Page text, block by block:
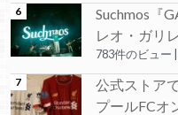
Suchmos『
レオ・ガリ
783件のビュー
公式ストア
プールFCオ